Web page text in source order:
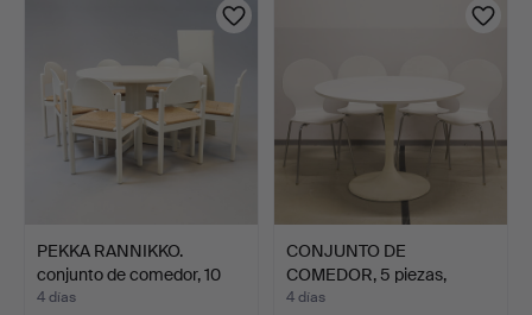
PEKKA RANNIKKO.
conjunto de comedor, 10
pi…
4 días
CONJUNTO DE
COMEDOR, 5 piezas,
contemporán…
4 días